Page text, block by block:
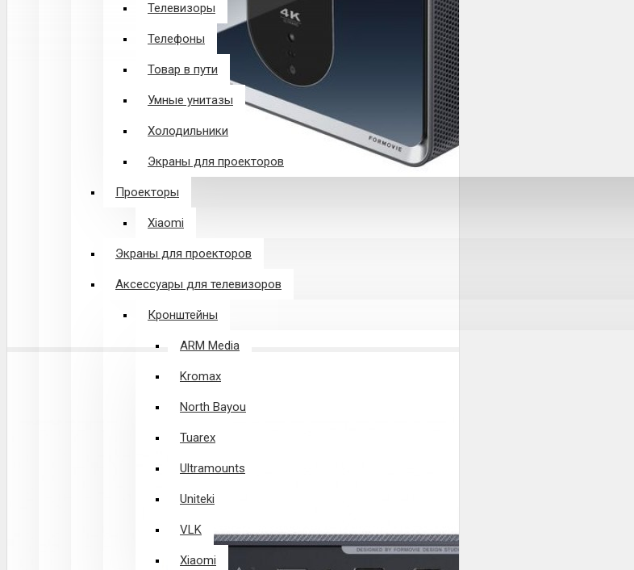
Телевизоры
Телефоны
Товар в пути
Умные унитазы
Холодильники
Экраны для проекторов
Проекторы
Xiaomi
Экраны для проекторов
Аксессуары для телевизоров
Кронштейны
ARM Media
Kromax
North Bayou
Tuarex
Ultramounts
Uniteki
VLK
Xiaomi